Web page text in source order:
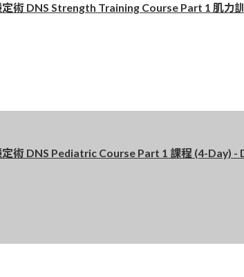
術 DNS Strength Training Course Part 1 肌力
術 DNS Pediatric Course Part 1 課程 (4-Day) -